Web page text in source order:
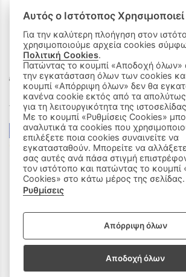
ΟΙ ΑΓΟΡΕΣ ΜΟΥ
Καλάθι Αγορών
Δεχόμαστε όλες τις πιστωτικές κάρτες:
Sitemap/Login
Αυτός ο Ιστότοπος
Για την καλύτερη πλοήγηση στον
χρησιμοποιούμε αρχεία cookies
Πολιτική Cookies.
Πατώντας το κουμπί «Αποδοχή όλων» αποδέχεστε
την εγκατάσταση όλων των cookies
κουμπί «Απόρριψη όλων» δεν θα
κανένα cookie εκτός από τα
για τη λειτουργικότητα της
Με το κουμπί «Ρυθμίσεις Cookies»
αναλυτικά τα cookies που
επιλέξετε ποια cookies συναινείτε να
εγκατασταθούν. Μπορείτε να αλλάξετε
σας αυτές ανά πάσα στιγμή
τον ιστότοπο και πατώντας το κουμπί
Cookies» στο κάτω μέρος της σελίδας.
Ρυθμίσεις
Απόρριψη όλων
Αποδοχή όλων